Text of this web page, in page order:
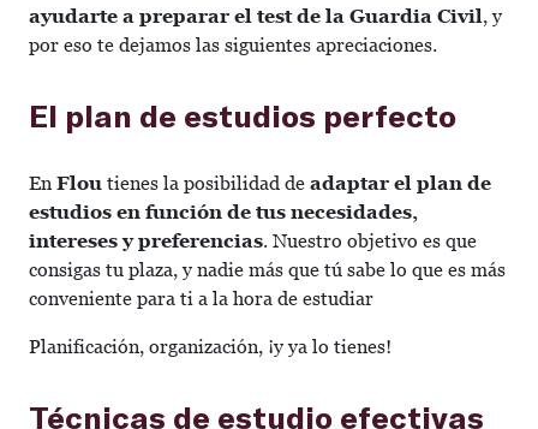
ayudarte a preparar el test de la Guardia Civil, y
por eso te dejamos las siguientes apreciaciones.
El plan de estudios perfecto
En Flou tienes la posibilidad de adaptar el plan de
estudios en función de tus necesidades,
intereses y preferencias. Nuestro objetivo es que
consigas tu plaza, y nadie más que tú sabe lo que es más
conveniente para ti a la hora de estudiar
Planificación, organización, ¡y ya lo tienes!
Técnicas de estudio efectivas